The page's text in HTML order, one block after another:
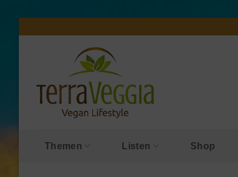
Themen Listen Shop